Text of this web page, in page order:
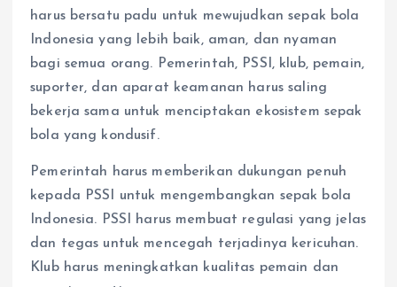
harus bersatu padu untuk mewujudkan sepak bola
Indonesia yang lebih baik, aman, dan nyaman
bagi semua orang. Pemerintah, PSSI, klub, pemain,
suporter, dan aparat keamanan harus saling
bekerja sama untuk menciptakan ekosistem sepak
bola yang kondusif.
Pemerintah harus memberikan dukungan penuh
kepada PSSI untuk mengembangkan sepak bola
Indonesia. PSSI harus membuat regulasi yang jelas
dan tegas untuk mencegah terjadinya kericuhan.
Klub harus meningkatkan kualitas pemain dan